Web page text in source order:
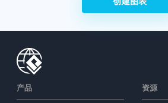
产品 资源